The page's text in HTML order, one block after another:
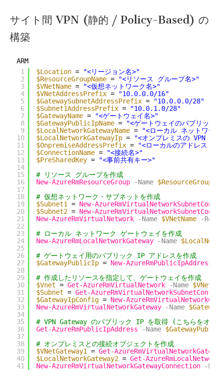
サイト間 VPN (静的 / Policy-Based) の
構築
ARM
1
2
3
4
5
6
7
8
9
10
11
12
13
14
15
16
17
18
19
20
21
22
23
24
25
26
27
28
29
30
31
32
33
34
35
36
37
38
39
40
41
$Location =
"<リージョン名>"
$ResourceGroupName =
"<リソース グループ名>"
$VNetName =
"<仮想ネットワーク名>"
$VNetAddressPrefix =
"10.0.0.0/16"
$GatewaySubnetAddressPrefix =
"10.0.0.0/28"
$Subnet1AddressPrefix =
"10.0.1.0/28"
$GatewayName =
"<ゲートウェイ名>"
$GatewayPublicIpName =
"<ゲートウェイのパブリッ
$LocalNetworkGatewayName =
"<ローカル ネットワー
$LocalNetworkGatewayIp =
"<オンプレミスの VPN
$OnpremiseAddressPrefix =
"<ローカルのアドレス
$ConnectionName =
"<接続名>"
$PreSharedKey =
"<事前共有キー>"
# リソース グループを作成
New-AzureRmResourceGroup
-Name
# 仮想ネットワーク・サブネットを作成
$Subnet1 = New-
$Subnet2 = New-
New-AzureRmVirtualNetwork
-Name $VNetName
-
# ローカル ネットワーク ゲートウェイを作成
New-AzureRmLocalNetworkGateway
-Name
# ゲートウェイ用のパブリック IP アドレスを作成
$GatewayPublicIp = New-AzureRmPublicIpAddress
# 作成したリソースを指定して、ゲートウェイを作成
$Vnet = Get-AzureRmVirtualNetwork -Name
$Subnet = Get-
$GatewayIpConfig = New-
New-AzureRmVirtualNetworkGateway
-Name
# VPN Gateway のパブリック IP を取得 (こちらをオン
Get-AzureRmPublicIpAddress
-Name
# オンプレミスとの接続オブジェクトを作成
$VNetGateway1 = Get-
$LocalNetworkGateway2 = Get-
New-AzureRmVirtualNetworkGatewayConnection
-